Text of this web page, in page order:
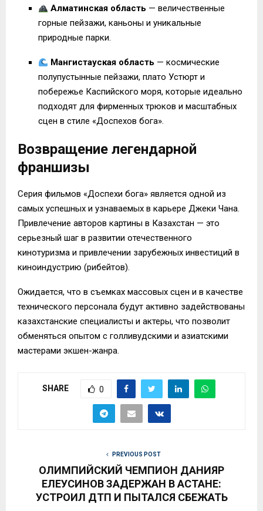
Алматинская область — величественные
горные пейзажи, каньоны и уникальные
природные парки.
Мангистауская область — космические
полупустынные пейзажи, плато Устюрт и
побережье Каспийского моря, которые идеально
подходят для фирменных трюков и масштабных
сцен в стиле «Доспехов бога».
Возвращение легендарной
франшизы
Серия фильмов «Доспехи бога» является одной из
самых успешных и узнаваемых в карьере Джеки Чана.
Привлечение авторов картины в Казахстан — это
серьезный шаг в развитии отечественного
кинотуризма и привлечении зарубежных инвестиций в
киноиндустрию (рибейтов).
Ожидается, что в съемках массовых сцен и в качестве
технического персонала будут активно задействованы
казахстанские специалисты и актеры, что позволит
обменяться опытом с голливудскими и азиатскими
мастерами экшен-жанра.
SHARE 0
PREVIOUS POST
ОЛИМПИЙСКИЙ ЧЕМПИОН ДАНИЯР
ЕЛЕУСИНОВ ЗАДЕРЖАН В АСТАНЕ:
УСТРОИЛ ДТП И ПЫТАЛСЯ СБЕЖАТЬ